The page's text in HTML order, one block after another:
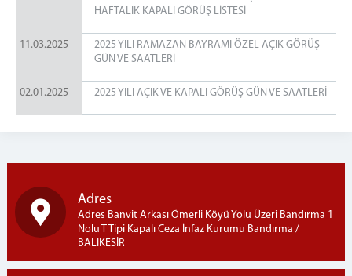
HAFTALIK KAPALI GÖRÜŞ LİSTESİ
11.03.2025
2025 YILI RAMAZAN BAYRAMI ÖZEL AÇIK GÖRÜŞ
GÜN VE SAATLERİ
02.01.2025 2025 YILI AÇIK VE KAPALI GÖRÜŞ GÜN VE SAATLERİ
Adres
Adres Banvit Arkası Ömerli Köyü Yolu Üzeri Bandırma 1
Nolu T Tipi Kapalı Ceza İnfaz Kurumu Bandırma /
BALIKESİR